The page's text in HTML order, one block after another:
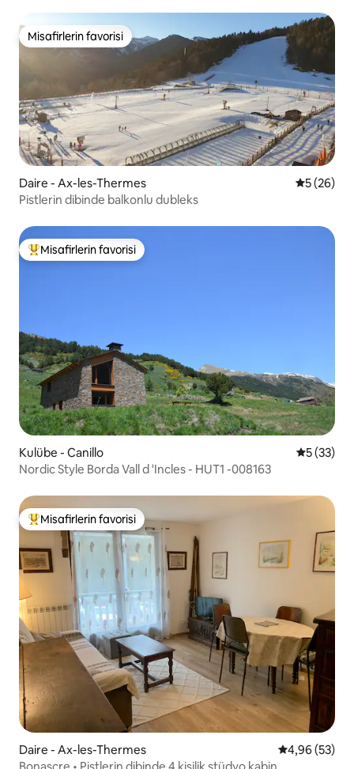
Misafirlerin favorisi
Misafirlerin favorisi
Daire - Ax-les-Thermes 55 (26)
Pistlerin dibinde balkonlu dubleks
Misafirlerin favorilerinden en beğenilenler arasında
Misafirlerin favorisi
Kulübe - Canillo 55 (33)
Nordic Style Borda Vall d 'Incles - HUT1 -008163
Misafirlerin favorilerinden en beğenilenler arasında
Misafirlerin favorisi
Daire - Ax-les-Thermes 5 üzerinden
4,96 (53)